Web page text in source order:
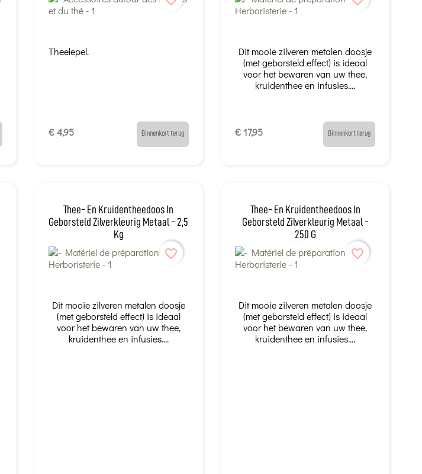
Theelepel.
€ 4,95 Binnenkort terug
Dit mooie zilveren metalen doosje
(met geborsteld effect) is ideaal
voor het bewaren van uw thee,
kruidenthee en infusies....
€ 17,95 Binnenkort terug
Thee- En Kruidentheedoos In
Geborsteld Zilverkleurig Metaal - 2,5
Kg
Dit mooie zilveren metalen doosje
(met geborsteld effect) is ideaal
voor het bewaren van uw thee,
kruidenthee en infusies....
favorite_border
Thee- En Kruidentheedoos In
Geborsteld Zilverkleurig Metaal -
250 G
Dit mooie zilveren metalen doosje
(met geborsteld effect) is ideaal
voor het bewaren van uw thee,
kruidenthee en infusies....
favorite_border